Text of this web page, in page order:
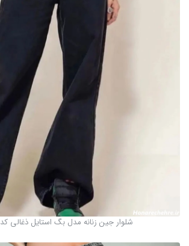
شلوار جین زنانه مدل بگ استایل ذغالی کد NM32